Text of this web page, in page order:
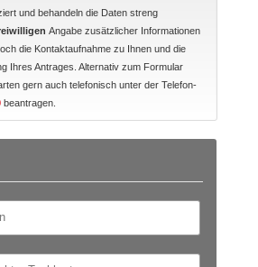
und behandeln die Daten streng
Angabe zusätzlicher Informationen
die Kontaktaufnahme zu Ihnen und die
Ihres Antrages. Alternativ zum Formular
gern auch telefonisch unter der Telefon-
beantragen.